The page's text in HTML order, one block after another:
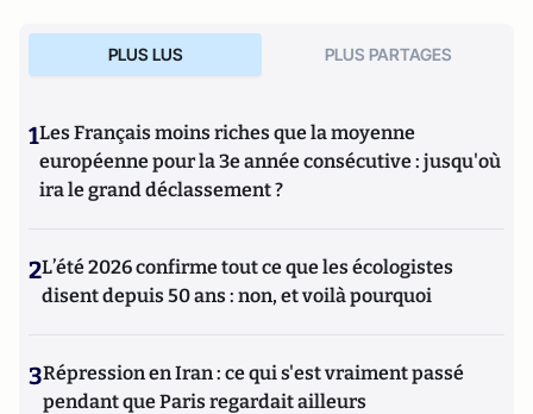
PLUS LUS PLUS PARTAGES
1Les Français moins riches que la moyenne
européenne pour la 3e année consécutive : jusqu'où
ira le grand déclassement ?
2L’été 2026 confirme tout ce que les écologistes
disent depuis 50 ans : non, et voilà pourquoi
3Répression en Iran : ce qui s'est vraiment passé
pendant que Paris regardait ailleurs